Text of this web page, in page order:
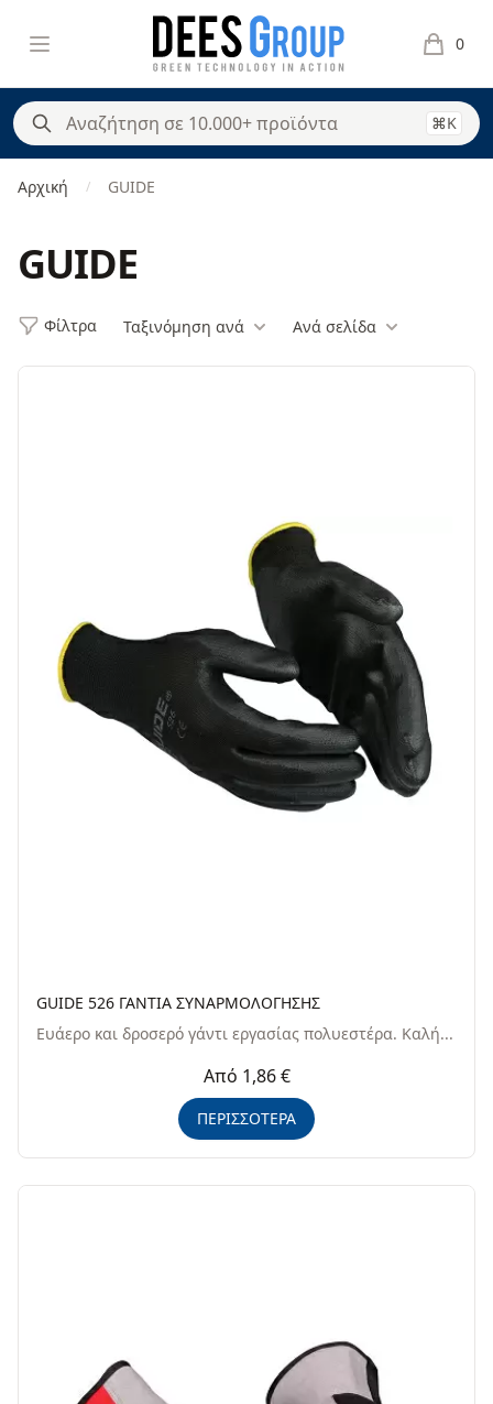
Open menu
DeesGroup
⌘K
0
items in
Αρχική / GUIDE
GUIDE
Φίλτρα Ταξινόμηση ανά Ανά σελίδα
Φίλτρα
Products
GUIDE 526 ΓΑΝΤΙΑ ΣΥΝΑΡΜΟΛΟΓΗΣΗΣ
Ευάερo και δροσερό γάντι εργασίας πολυεστέρα. Kαλή...
Από 1,86 €
ΠΕΡΙΣΣΟΤΕΡΑ